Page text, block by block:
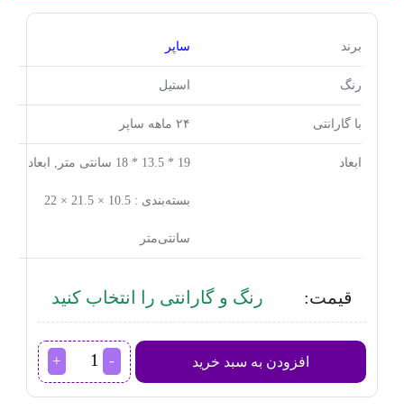
برند ساپر
رنگ استیل
با گارانتی ۲۴ ماهه ساپر
ابعاد 19 * 13.5 * 18 سانتی متر, ابعاد
بسته‌بندی : 10.5 × 21.5 × 22
سانتی‌متر
قیمت: رنگ و گارانتی را انتخاب کنید
افزودن به سبد خرید
ترازوی
آشپزخانه